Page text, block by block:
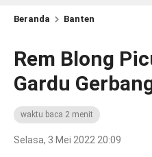
Beranda Banten
Rem Blong
Gardu
waktu baca 2 menit
Selasa, 3 Mei 2022 20:09